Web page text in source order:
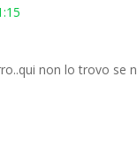
non lo trovo se